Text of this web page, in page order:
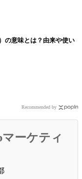
の意味とは？由来や使い
Recommended by
ーケティ